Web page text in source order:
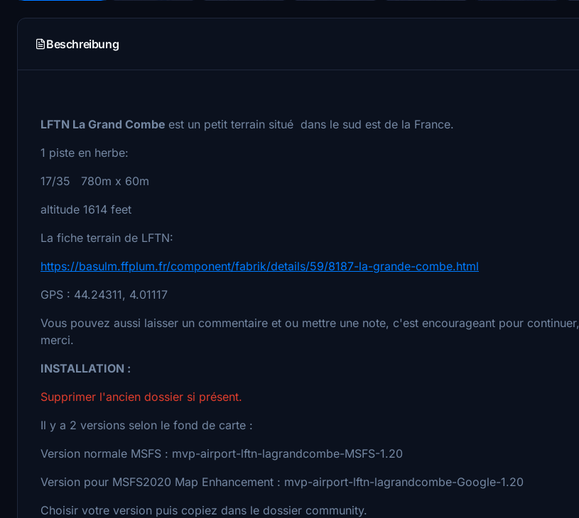
Beschreibung
LFTN La Grand Combe est un petit terrain situé dans le sud est de la France.
1 piste en herbe:
17/35 780m x 60m
altitude 1614 feet
La fiche terrain de LFTN:
https://basulm.ffplum.fr/component/fabrik/details/59/8187-la-grande-combe.html
GPS : 44.24311, 4.01117
Vous pouvez aussi laisser un commentaire et ou mettre une note, c'est encourageant pour continuer,
merci.
INSTALLATION :
Supprimer l'ancien dossier si présent.
Il y a 2 versions selon le fond de carte :
Version normale MSFS : mvp-airport-lftn-lagrandcombe-MSFS-1.20
Version pour MSFS2020 Map Enhancement : mvp-airport-lftn-lagrandcombe-Google-1.20
Choisir votre version puis copiez dans le dossier community.